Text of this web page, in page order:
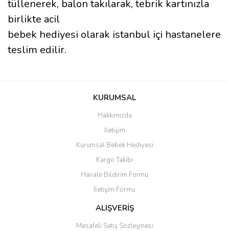
tüllenerek, balon takılarak, tebrik kartınızla
birlikte acil
bebek hediyesi olarak istanbul içi hastanelere
teslim edilir.
Bu ürüne ilk yorumu siz yapın!
Yorum Yaz
Ürün resmi kalitesiz, bozuk veya görüntülenemiyor.
Ürün açıklamasında eksik bilgiler bulunuyor.
Ürün bilgilerinde hatalar bulunuyor.
Ürün fiyatı diğer sitelerden daha pahalı.
Bu ürüne benzer farklı alternatifler olmalı.
KURUMSAL
Hakkımızda
İletişim
Kurumsal Bebek Hediyesi
Kargo Takibi
Havale Bildirim Formu
İletişim Formu
ALIŞVERİŞ
Mesafeli Satış Sözleşmesi